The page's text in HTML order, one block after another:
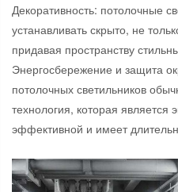
Декоративность: потолочные
устанавливать скрыто, не
придавая пространству
Энергосбережение и защита
потолочных светильников
технология, которая является
эффективной и имеет